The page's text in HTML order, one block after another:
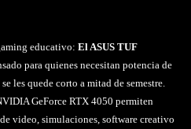
educativo: El ASUS TUF
para quienes necesitan potencia de
les quede corto a mitad de semestre.
GeForce RTX 4050 permiten
video, simulaciones, software creativo